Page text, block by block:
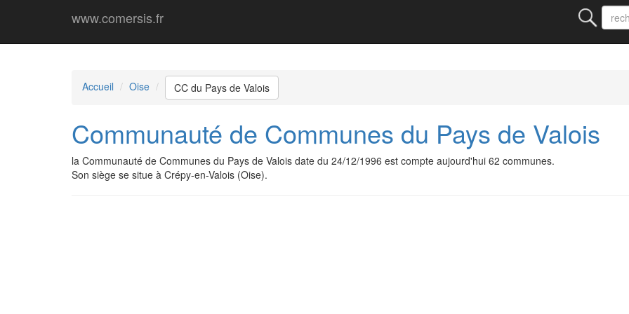
www.comersis.fr
Accueil Oise CC du Pays de Valois
Communauté de Communes du Pays de Valois
la Communauté de Communes du Pays de Valois date du 24/12/1996 est compte aujourd'hui 62 communes.
Son siège se situe à Crépy-en-Valois (Oise).